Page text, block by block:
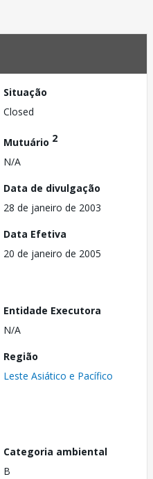
Situação
Closed
Mutuário 2
N/A
Data de divulgação
28 de janeiro de 2003
Data Efetiva
20 de janeiro de 2005
Entidade Executora
N/A
Região
Leste Asiático e Pacífico
Categoria ambiental
B